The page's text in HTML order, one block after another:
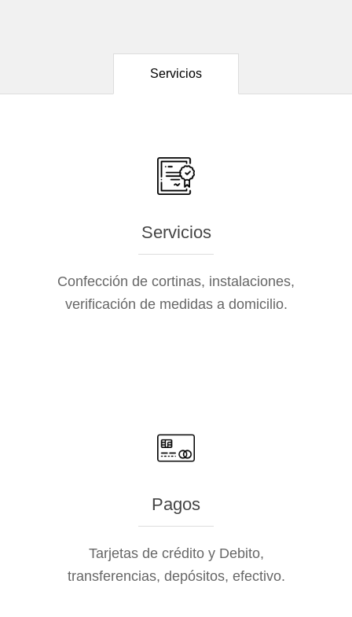
Servicios
Servicios
Confección de cortinas, instalaciones,
verificación de medidas a domicilio.
Pagos
Tarjetas de crédito y Debito,
transferencias, depósitos, efectivo.